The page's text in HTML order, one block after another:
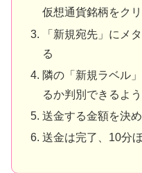
仮想通貨銘柄をク
「新規宛先」にメ
る
隣の「新規ラベル
るか判別できるよ
送金する金額を決
送金は完了、10分